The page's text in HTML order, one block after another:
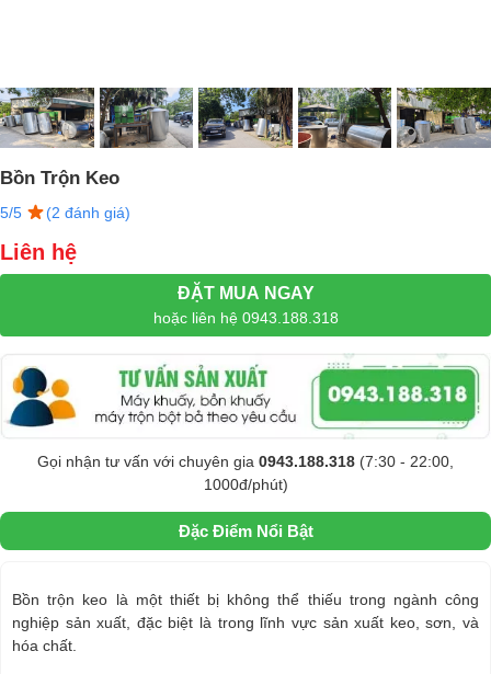
Bồn Trộn Keo
5/5 (2 đánh giá)
Liên hệ
ĐẶT MUA NGAY
hoặc liên hệ 0943.188.318
Gọi nhận tư vấn với chuyên gia 0943.188.318 (7:30 - 22:00,
1000đ/phút)
Đặc Điểm Nổi Bật
Bồn trộn keo là một thiết bị không thể thiếu trong ngành công
nghiệp sản xuất, đặc biệt là trong lĩnh vực sản xuất keo, sơn, và
hóa chất.